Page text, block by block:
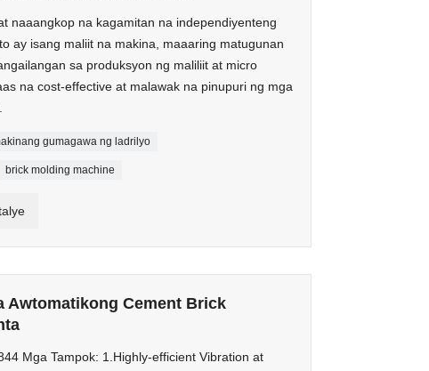
naaangkop na kagamitan na independiyenteng
ay isang maliit na makina, maaaring matugunan
sa produksyon ng maliliit at micro
na cost-effective at malawak na pinupuri ng mga
gumagawa ng ladrilyo
brick molding machine
Awtomatikong Cement Brick
Mga Tampok: 1.Highly-efficient Vibration at